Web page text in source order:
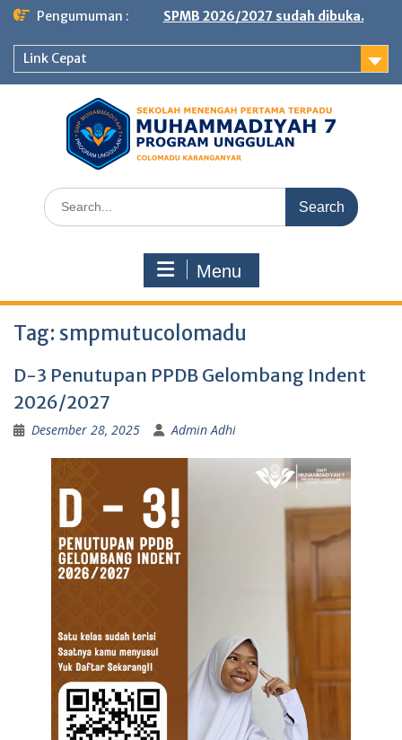
Skip
content
Pengumuman : SPMB 2026/2027 sudah dibuka.
Link Cepat
Search
for:
Menu
Tag: smpmutucolomadu
D-3 Penutupan PPDB Gelombang Indent
2026/2027
Desember 28, 2025 Admin Adhi